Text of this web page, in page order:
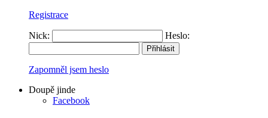
Registrace
Nick: Heslo:
Zapomněl jsem heslo
Doupě jinde
Facebook